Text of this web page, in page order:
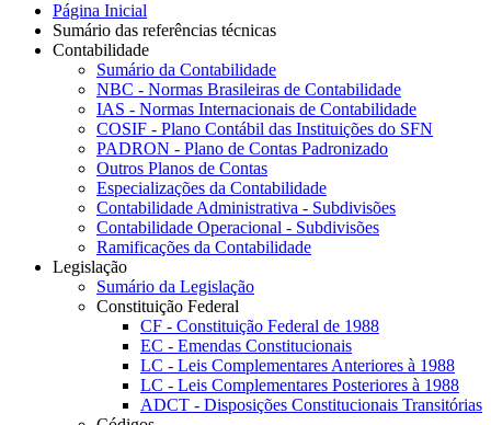
Página Inicial
Sumário das referências técnicas
Contabilidade
Sumário da Contabilidade
NBC - Normas Brasileiras de Contabilidade
IAS - Normas Internacionais de Contabilidade
COSIF - Plano Contábil das Instituições do SFN
PADRON - Plano de Contas Padronizado
Outros Planos de Contas
Especializações da Contabilidade
Contabilidade Administrativa - Subdivisões
Contabilidade Operacional - Subdivisões
Ramificações da Contabilidade
Legislação
Sumário da Legislação
Constituição Federal
CF - Constituição Federal de 1988
EC - Emendas Constitucionais
LC - Leis Complementares Anteriores à 1988
LC - Leis Complementares Posteriores à 1988
ADCT - Disposições Constitucionais Transitórias